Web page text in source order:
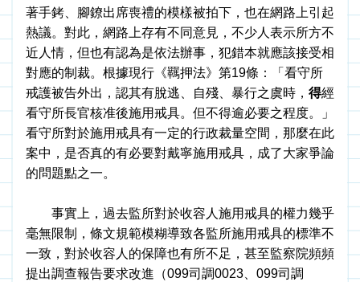
著手銬、腳鐐出席喪禮的模樣被拍下，也在網路上引起
熱議。對此，網路上存有不同意見，不少人表示所方不
近人情，但也有認為是依法辦事，犯錯本就應該接受相
對應的制裁。根據現行《羈押法》第19條：「看守所
戒護被告外出，認其有脫逃、自殘、暴行之虞時， 得經
看守所長官核准後施用戒具。但不得逾必要之程度。」
看守所對於施用戒具有一定的行政裁量空間，那麼在此
案中，是否真的有必要對戴寧施用戒具，成了大家爭論
的問題點之一。
事實上，過去監所對於收容人施用戒具的權力幾乎
毫無限制，條文規範模糊導致各監所施用戒具的標準不
一致，對於收容人的保障也有所不足，甚至監察院頻頻
提出調查報告要求改進（099司調0023、099司調